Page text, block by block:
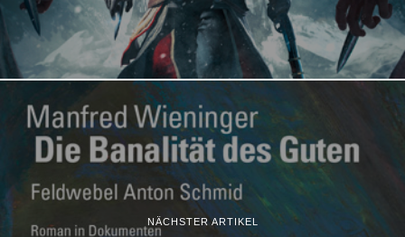
NÄCHSTER ARTIKEL